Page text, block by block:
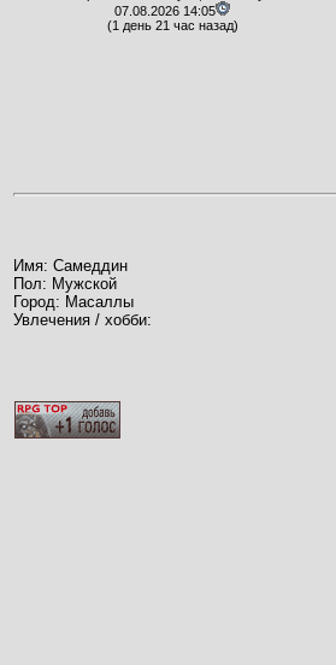
07.08.2026 14:05
(1 день 21 час назад)
Имя: Самеддин
Пол: Мужской
Город: Масаллы
Увлечения / хобби: